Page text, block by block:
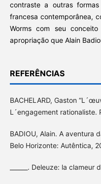
contraste a outras
francesa contemporânea,
Worms com seu
apropriação que Alain
REFERÊNCIAS
BACHELARD, Gaston
L´engagement rationaliste.
BADIOU, Alain. A aventura
Belo Horizonte: Autêntica,
______. Deleuze: la